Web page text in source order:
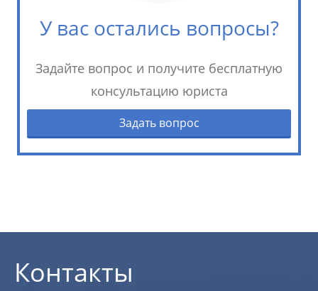
У вас остались вопросы?
Задайте вопрос и получите бесплатную
консультацию юриста
Задать вопрос
Контакты